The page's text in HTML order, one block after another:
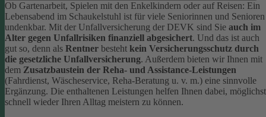
Ob Gartenarbeit, Spielen mit den Enkelkindern oder auf Reisen: Ein
Lebensabend im Schaukelstuhl ist für viele Seniorinnen und Senioren
undenkbar. Mit der Unfallversicherung der DEVK sind Sie auch im
Alter gegen Unfallrisiken finanziell abgesichert. Und das ist auch
gut so, denn als Rentner besteht kein Versicherungsschutz durch
die gesetzliche Unfallversicherung. Außerdem bieten wir Ihnen mit
dem Zusatzbaustein der Reha- und Assistance-Leistungen
(Fahrdienst, Wäscheservice, Reha-Beratung u. v. m.) eine sinnvolle
Ergänzung. Die enthaltenen Leistungen helfen Ihnen dabei, möglichst
schnell wieder Ihren Alltag meistern zu können.